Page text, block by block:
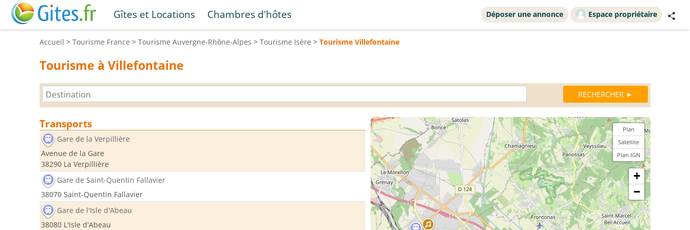
Gîtes et Locations Chambres d'hôtes Déposer une annonce Espace propriétaire
Accueil > Tourisme France > Tourisme Auvergne-Rhône-Alpes > Tourisme Isère > Tourisme Villefontaine
Tourisme à Villefontaine
Transports
Gare de la Verpillière
Avenue de la Gare
38290 La Verpillière
Gare de Saint-Quentin Fallavier
38070 Saint-Quentin Fallavier
Gare de l'Isle d'Abeau
38080 L'Isle d'Abeau
Plan
Satellite
Plan IGN
+
−